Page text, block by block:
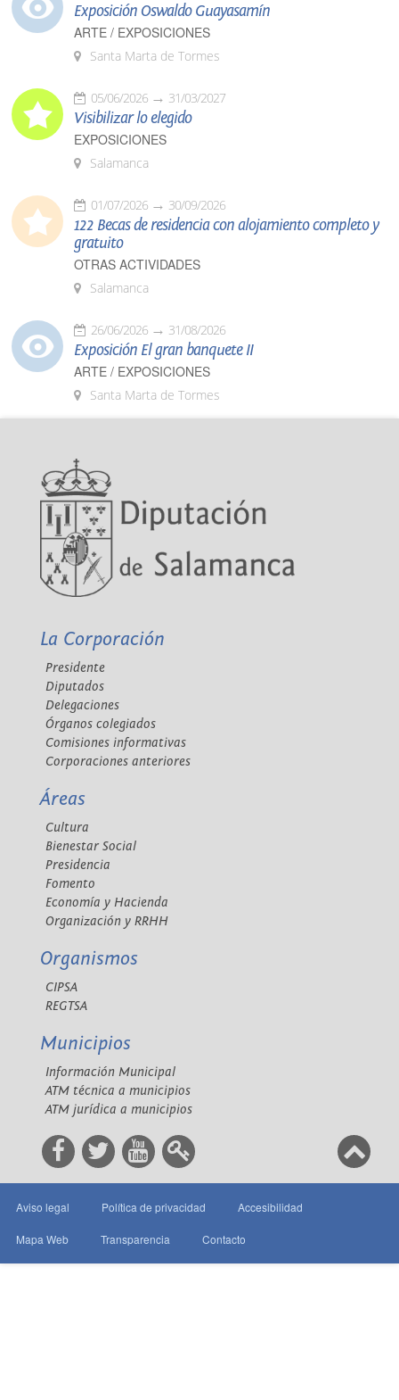
Exposición Oswaldo Guayasamín
ARTE / EXPOSICIONES
Santa Marta de Tormes
05/06/2026 31/03/2027
Visibilizar lo elegido
EXPOSICIONES
Salamanca
01/07/2026 30/09/2026
122 Becas de residencia con alojamiento completo y
gratuito
OTRAS ACTIVIDADES
Salamanca
26/06/2026 31/08/2026
Exposición El gran banquete II
ARTE / EXPOSICIONES
Santa Marta de Tormes
La Corporación
Presidente
Diputados
Delegaciones
Órganos colegiados
Comisiones informativas
Corporaciones anteriores
Áreas
Cultura
Bienestar Social
Presidencia
Fomento
Economía y Hacienda
Organización y RRHH
Organismos
CIPSA
REGTSA
Municipios
Información Municipal
ATM técnica a municipios
ATM jurídica a municipios
Aviso legal Política de privacidad Accesibilidad
Mapa Web Transparencia Contacto